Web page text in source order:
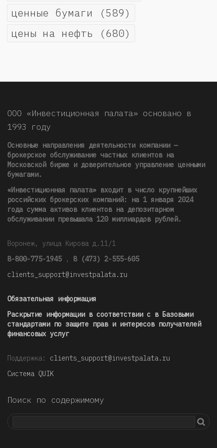
ценные бумаги (589)
цены на нефть (680)
ООО «Инвестиционная палата» основано в
1993 году
Основные направления деятельности компании —
брокерское обслуживание частных клиентов на
Московской бирже и доверительное управление ценными
бумагами.
«Инвестиционная палата» входит в число крупнейших
российских брокерских компаний: на 1 января 2024
года сумма активов клиентов на депозитарном
обслуживании превышала 120 миллиардов рублей.
Воронеж, улица Кирова д.11/1
8-800-775-1945 , 8 (473) 2-555-605
clients_support@investpalata.ru
Обязательная информация
Раскрытие информации в соответствии с в Базовыми
стандартами по защите прав и интересов получателей
финансовых услуг
Поддержка: clients_support@investpalata.ru
Система QUIK
Поиск по содержимому